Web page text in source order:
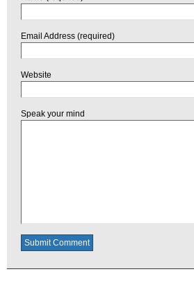
Email Address (required)
Website
Speak your mind